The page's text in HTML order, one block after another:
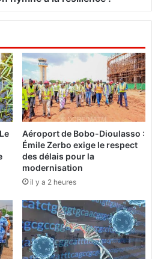
Aéroport de Bobo-Dioulasso :
Émile Zerbo exige le respect
des délais pour la
modernisation
il y a 2 heures